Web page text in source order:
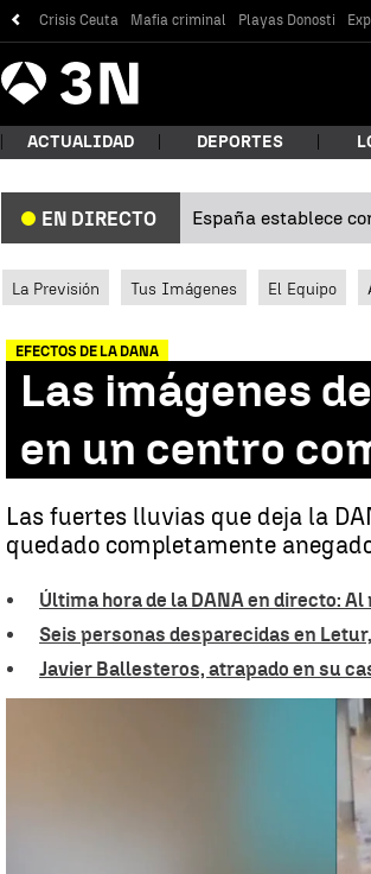
Crisis Ceuta Mafia criminal Playas Donosti
Antena
3 Noticias
ACTUALIDAD DEPORTES
EN DIRECTO España establece
La Previsión Tus Imágenes El Equipo
EFECTOS DE LA DANA
Las imágenes
en un centro
Las fuertes lluvias que deja la
quedado completamente
Última hora de la DANA en directo:
Seis personas desparecidas en
Javier Ballesteros, atrapado en su